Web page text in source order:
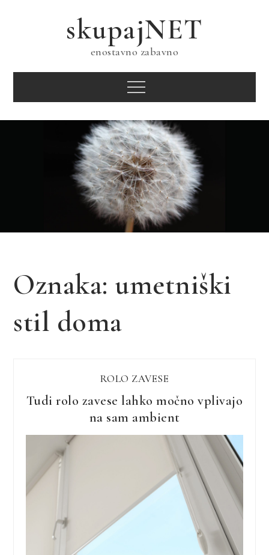
skupajNET
enostavno zabavno
Menu
Oznaka: umetniški
stil doma
ROLO ZAVESE
Tudi rolo zavese lahko močno vplivajo
na sam ambient